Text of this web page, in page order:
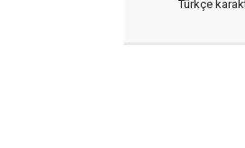
Türkçe